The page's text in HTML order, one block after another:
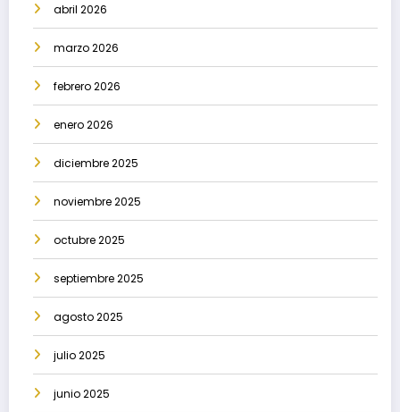
abril 2026
marzo 2026
febrero 2026
enero 2026
diciembre 2025
noviembre 2025
octubre 2025
septiembre 2025
agosto 2025
julio 2025
junio 2025